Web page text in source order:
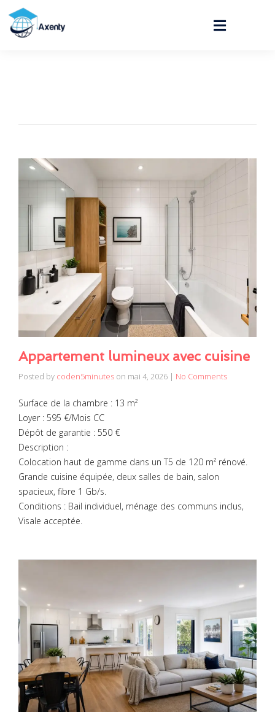
Appartement lumineux avec cuisine
Posted by coden5minutes on mai 4, 2026 | No Comments
Surface de la chambre : 13 m²
Loyer : 595 €/Mois CC
Dépôt de garantie : 550 €
Description :
Colocation haut de gamme dans un T5 de 120 m² rénové.
Grande cuisine équipée, deux salles de bain, salon
spacieux, fibre 1 Gb/s.
Conditions : Bail individuel, ménage des communs inclus,
Visale acceptée.